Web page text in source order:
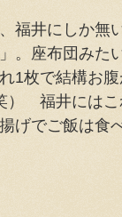
福井にしか無
。座布団みた
1枚で結構お
） 福井には
げでご飯は食